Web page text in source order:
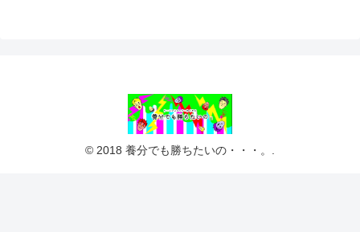
© 2018 養分でも勝ちたいの・・・。.